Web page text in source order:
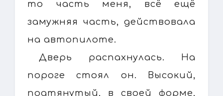
то часть меня, всё ещё
замужняя часть, действовала
на автопилоте.
Дверь распахнулась. На
пороге стоял он. Высокий,
подтянутый, в своей форме,